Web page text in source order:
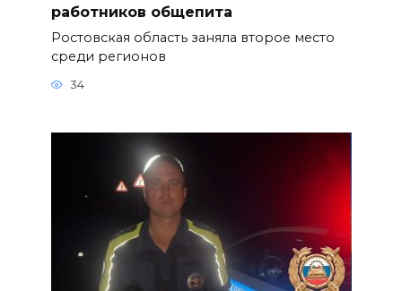
работников общепита
Ростовская область заняла второе место
среди регионов
34